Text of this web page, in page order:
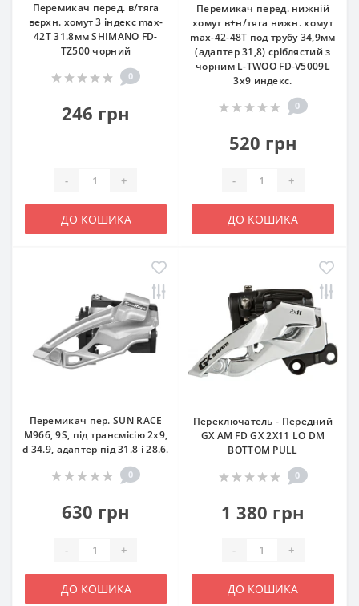
Перемикач перед. в/тяга
верхн. хомут 3 індекс max-
42T 31.8мм SHIMANO FD-
TZ500 чорний
0
246 грн
- +
ДО КОШИКА
Перемикач перед. нижній
хомут в+н/тяга нижн. хомут
max-42-48T под трубу 34,9мм
(адаптер 31,8) срiблястий з
чорним L-TWOO FD-V5009L
3x9 индекс.
0
520 грн
- +
ДО КОШИКА
Перемикач пер. SUN RACE
M966, 9S, під трансмісію 2x9,
d 34.9, адаптер під 31.8 і 28.6.
0
630 грн
- +
ДО КОШИКА
Переключатель - Передний
GX AM FD GX 2X11 LO DM
BOTTOM PULL
0
1 380 грн
- +
ДО КОШИКА